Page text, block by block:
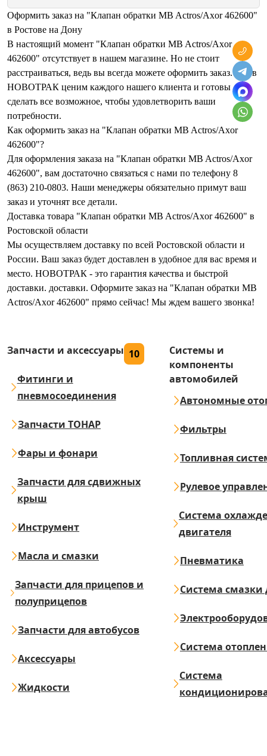
Оформить заказ на "Клапан обратки MB Actros/Axor 462600"
в Ростове на Дону
В настоящий момент "Клапан обратки MB Actros/Axor
462600" отсутствует в нашем магазине. Но не стоит
расстраиваться, ведь вы всегда можете оформить заказ. Мы в
НОВОТРАК ценим каждого нашего клиента и готовы
сделать все возможное, чтобы удовлетворить ваши
потребности.
Как оформить заказ на "Клапан обратки MB Actros/Axor
462600"?
Для оформления заказа на "Клапан обратки MB Actros/Axor
462600", вам достаточно связаться с нами по телефону 8
(863) 210-0803. Наши менеджеры обязательно примут ваш
заказ и уточнят все детали.
Доставка товара "Клапан обратки MB Actros/Axor 462600" в
Ростовской области
Мы осуществляем доставку по всей Ростовской области и
России. Ваш заказ будет доставлен в удобное для вас время и
место. НОВОТРАК - это гарантия качества и быстрой
доставки. доставки. Оформите заказ на "Клапан обратки MB
Actros/Axor 462600" прямо сейчас! Мы ждем вашего звонка!
Запчасти и аксессуары 10
Фитинги и
пневмосоединения
Запчасти ТОНАР
Фары и фонари
Запчасти для сдвижных
крыш
Инструмент
Масла и смазки
Запчасти для прицепов и
полуприцепов
Запчасти для автобусов
Аксессуары
Жидкости
Системы и
компоненты
автомобилей
Автономные
Фильтры
Топливная
Рулевое
Система
двигателя
Пневматика
Система смазки
Система
Система